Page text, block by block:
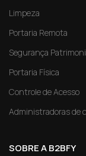
Limpeza
Portaria Remota
Segurança
Portaria Física
Controle de Acesso
Administradoras de
SOBRE A B2BFY